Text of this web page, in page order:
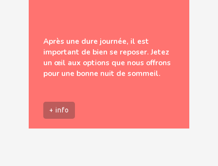
Après une dure journée, il est
important de bien se reposer. Jetez
un œil aux options que nous offrons
pour une bonne nuit de sommeil.
+ info